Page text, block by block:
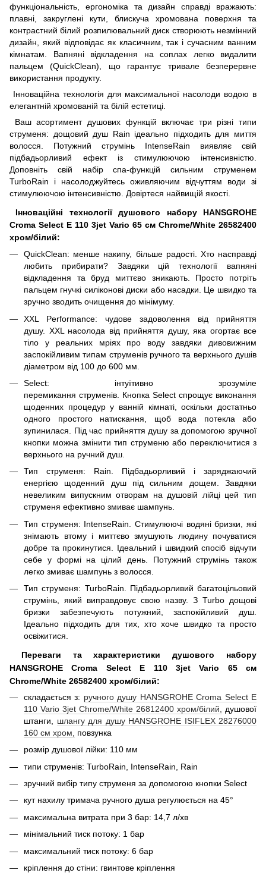
функціональність, ергономіка та дизайн справді вражають:
плавні, закруглені кути, блискуча хромована поверхня та
контрастний білий розпилювальний диск створюють незмінний
дизайн, який відповідає як класичним, так і сучасним ванним
кімнатам. Вапняні відкладення на соплах легко видалити
пальцем (QuickClean), що гарантує тривале безперервне
використання продукту.
Інноваційна технологія для максимальної насолоди водою в
елегантній хромованій та білій естетиці.
Ваш асортимент душових функцій включає три різні типи
струменя: дощовий душ Rain ідеально підходить для миття
волосся. Потужний струмінь IntenseRain виявляє свій
підбадьорливий ефект із стимулюючою інтенсивністю.
Доповніть свій набір спа-функцій сильним струменем
TurboRain і насолоджуйтесь оживляючим відчуттям води зі
стимулюючою інтенсивністю. Довіртеся найвищій якості.
Інноваційні технології душового набору HANSGROHE
Croma Select E 110 3jet Vario 65 см Chrome/White 26582400
хром/білий:
QuickClean: менше накипу, більше радості. Хто насправді
любить прибирати? Завдяки цій технології вапняні
відкладення та бруд миттєво зникають. Просто потріть
пальцем гнучкі силіконові диски або насадки. Це швидко та
зручно зводить очищення до мінімуму.
ХХL Performance: чудове задоволення від прийняття
душу. XXL насолода від прийняття душу, яка огортає все
тіло у реальних мріях про воду завдяки дивовижним
заспокійливим типам струменів ручного та верхнього душів
діаметром від 100 до 600 мм.
Select: інтуїтивно зрозуміле
перемикання струменів. Кнопка Select спрощує виконання
щоденних процедур у ванній кімнаті, оскільки достатньо
одного простого натискання, щоб вода потекла або
зупинилася. Під час прийняття душу за допомогою зручної
кнопки можна змінити тип струменю або переключитися з
верхнього на ручний душ.
Тип струменя: Rain. Підбадьорливий і заряджаючий
енергією щоденний душ під сильним дощем. Завдяки
невеликим випускним отворам на душовій лійці цей тип
струменя ефективно змиває шампунь.
Тип струменя: IntenseRain. Стимулюючі водяні бризки, які
знімають втому і миттєво змушують людину почуватися
добре та прокинутися. Ідеальний і швидкий спосіб відчути
себе у формі на цілий день. Потужний струмінь також
легко змиває шампунь з волосся.
Тип струменя: TurboRain. Підбадьорливий багатоцільовий
струмінь, який виправдовує свою назву. З Turbo дощові
бризки забезпечують потужний, заспокійливий душ.
Ідеально підходить для тих, хто хоче швидко та просто
освіжитися.
Переваги та характеристики душового набору
HANSGROHE Croma Select E 110 3jet Vario 65 см
Chrome/White 26582400 хром/білий:
складається з: ручного душу HANSGROHE Croma Select E
110 Vario 3jet Chrome/White 26812400 хром/білий,
душової
штанги, шлангу для душу HANSGROHE ISIFLEX 28276000
160 см хром,
повзунка
розмір душової лійки: 110 мм
типи струменів: TurboRain, IntenseRain, Rain
зручний вибір типу струменя за допомогою кнопки Select
кут нахилу тримача ручного душа регулюється на 45°
максимальна витрата при 3 бар: 14,7 л/хв
мінімальний тиск потоку: 1 бар
максимальний тиск потоку: 6 бар
кріплення до стіни: гвинтове кріплення